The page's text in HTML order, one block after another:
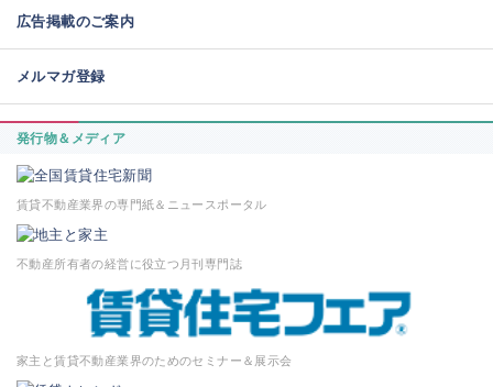
広告掲載のご案内
メルマガ登録
発行物＆メディア
賃貸不動産業界の専門紙＆ニュースポータル
不動産所有者の経営に役立つ月刊専門誌
家主と賃貸不動産業界のためのセミナー＆展示会